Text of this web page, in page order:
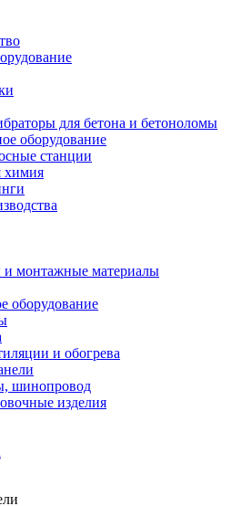
для бетона и бетоноломы
оборудование
станции
химия
монтажные материалы
оборудование
и обогрева
шинопровод
изделия